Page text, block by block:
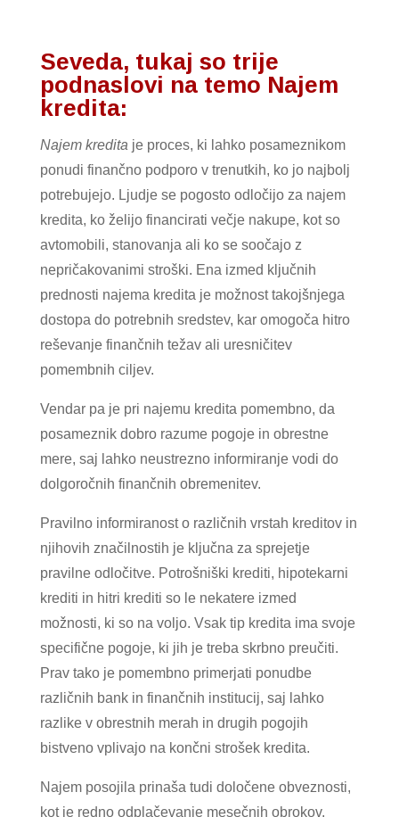
Seveda, tukaj so trije
podnaslovi na temo Najem
kredita:
Najem kredita je proces, ki lahko posameznikom
ponudi finančno podporo v trenutkih, ko jo najbolj
potrebujejo. Ljudje se pogosto odločijo za najem
kredita, ko želijo financirati večje nakupe, kot so
avtomobili, stanovanja ali ko se soočajo z
nepričakovanimi stroški. Ena izmed ključnih
prednosti najema kredita je možnost takojšnjega
dostopa do potrebnih sredstev, kar omogoča hitro
reševanje finančnih težav ali uresničitev
pomembnih ciljev.
Vendar pa je pri najemu kredita pomembno, da
posameznik dobro razume pogoje in obrestne
mere, saj lahko neustrezno informiranje vodi do
dolgoročnih finančnih obremenitev.
Pravilno informiranost o različnih vrstah kreditov in
njihovih značilnostih je ključna za sprejetje
pravilne odločitve. Potrošniški krediti, hipotekarni
krediti in hitri krediti so le nekatere izmed
možnosti, ki so na voljo. Vsak tip kredita ima svoje
specifične pogoje, ki jih je treba skrbno preučiti.
Prav tako je pomembno primerjati ponudbe
različnih bank in finančnih institucij, saj lahko
razlike v obrestnih merah in drugih pogojih
bistveno vplivajo na končni strošek kredita.
Najem posojila prinaša tudi določene obveznosti,
kot je redno odplačevanje mesečnih obrokov.